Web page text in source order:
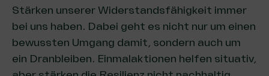
Stärken unserer Widerstandsfähigkeit immer
bei uns haben. Dabei geht es nicht nur um einen
bewussten Umgang damit, sondern auch um
ein Dranbleiben. Einmalaktionen helfen situativ,